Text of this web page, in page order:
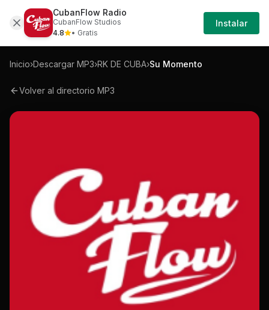
Mp3 Rk-de-cuba-su-momento-mp3
Iniciar
Sesión
Inicio›Descargar MP3›RK DE CUBA›Su Momento
Volver al directorio MP3
CubanFlow Radio
CubanFlow Studios
4.8
• Gratis
Instalar